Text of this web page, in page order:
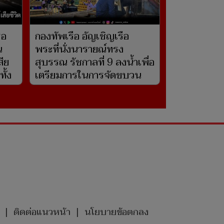
ง
กองทัพเรือ อัญเชิญเรือ
พระที่นั่งนารายณ์ทรง
สุบรรณ รัชกาลที่ 9 ลงน้ำเพื่อ
เตรียมการในการจัดขบวน
พยุหยาตราทางชลมารค
| ติดต่อแนวหน้า | นโยบายข้อตกลง